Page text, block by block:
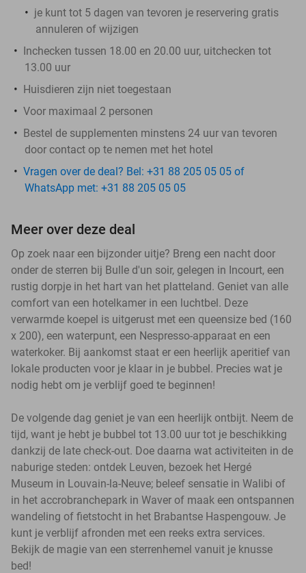
je kunt tot 5 dagen van tevoren je reservering gratis
annuleren of wijzigen
Inchecken tussen 18.00 en 20.00 uur, uitchecken tot
13.00 uur
Huisdieren zijn niet toegestaan
Voor maximaal 2 personen
Bestel de supplementen minstens 24 uur van tevoren
door contact op te nemen met het hotel
Vragen over de deal? Bel: +31 88 205 05 05 of
WhatsApp met: +31 88 205 05 05
Meer over deze deal
Op zoek naar een bijzonder uitje? Breng een nacht door
onder de sterren bij Bulle d'un soir, gelegen in Incourt, een
rustig dorpje in het hart van het platteland. Geniet van alle
comfort van een hotelkamer in een luchtbel. Deze
verwarmde koepel is uitgerust met een queensize bed (160
x 200), een waterpunt, een Nespresso-apparaat en een
waterkoker. Bij aankomst staat er een heerlijk aperitief van
lokale producten voor je klaar in je bubbel. Precies wat je
nodig hebt om je verblijf goed te beginnen!
De volgende dag geniet je van een heerlijk ontbijt. Neem de
tijd, want je hebt je bubbel tot 13.00 uur tot je beschikking
dankzij de late check-out. Doe daarna wat activiteiten in de
naburige steden: ontdek Leuven, bezoek het Hergé
Museum in Louvain-la-Neuve; beleef sensatie in Walibi of
in het accrobranchepark in Waver of maak een ontspannen
wandeling of fietstocht in het Brabantse Haspengouw. Je
kunt je verblijf afronden met een reeks extra services.
Bekijk de magie van een sterrenhemel vanuit je knusse
bed!